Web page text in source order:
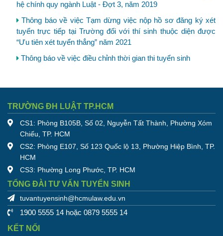
hệ chính quy ngành Luật - Đợt 3, năm 2019
Thông báo về việc Tạm dừng việc nộp hồ sơ đăng ký xét
tuyển trực tiếp tại Trường đối với thí sinh thuộc diện được
“Ưu tiên xét tuyển thẳng” năm 2021
Thông báo về việc điều chỉnh thời gian thi tuyển sinh
TRƯỜNG ĐH LUẬT TP.HCM
CS1: Phòng B105B, Số 02, Nguyễn Tất Thành, Phường Xóm
Chiếu, TP. HCM
CS2: Phòng E107, Số 123 Quốc lộ 13, Phường Hiệp Bình, TP.
HCM
CS3: Phường Long Phước, TP. HCM
TỔNG ĐÀI TƯ VẤN TUYỂN SINH
tuvantuyensinh@hcmulaw.edu.vn
1900 5555 14 hoặc 0879 5555 14
KẾT NỐI